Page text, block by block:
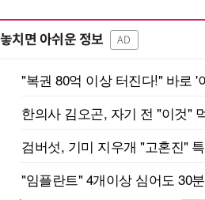
놓치면 아쉬운 정보 AD